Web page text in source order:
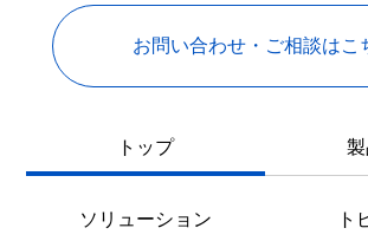
お問い合わせ・ご相談はこ
トップ
ソリューション ト